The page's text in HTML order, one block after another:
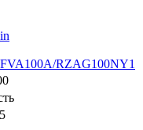
RZAG100NY1